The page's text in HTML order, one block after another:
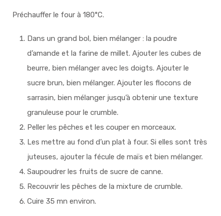
Préchauffer le four à 180°C.
Dans un grand bol, bien mélanger : la poudre
d’amande et la farine de millet. Ajouter les cubes de
beurre, bien mélanger avec les doigts. Ajouter le
sucre brun, bien mélanger. Ajouter les flocons de
sarrasin, bien mélanger jusqu’à obtenir une texture
granuleuse pour le crumble.
Peller les pêches et les couper en morceaux.
Les mettre au fond d’un plat à four. Si elles sont très
juteuses, ajouter la fécule de maïs et bien mélanger.
Saupoudrer les fruits de sucre de canne.
Recouvrir les pêches de la mixture de crumble.
Cuire 35 mn environ.